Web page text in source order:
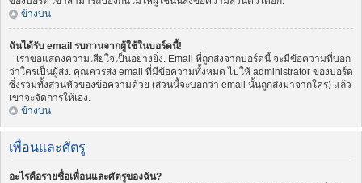
ข้างบน
ฉันได้รับ email รบกวนจากผู้ใช้ในบอร์ดนี้!
เราขอแสดงความเสียใจเป็นอย่างยิ่ง. Email ที่ถูกส่งจากบอร์ดนี้ จะมีข้อความที่บอก
ว่าใครเป็นผู้ส่ง. คุณควรส่ง email ที่มีข้อความทั้งหมด ไปให้ administrator ของบอร์ด
ซึ่งรวมทั้งส่วนหัวของข้อความด้วย (ส่วนนี้จะบอกว่า email นั้นถูกส่งมาจากใคร) แล้ว
เขาจะจัดการให้เอง.
ข้างบน
เพื่อนและศัตรู
อะไรคือรายชื่อเพื่อนและศัตรูของฉัน?